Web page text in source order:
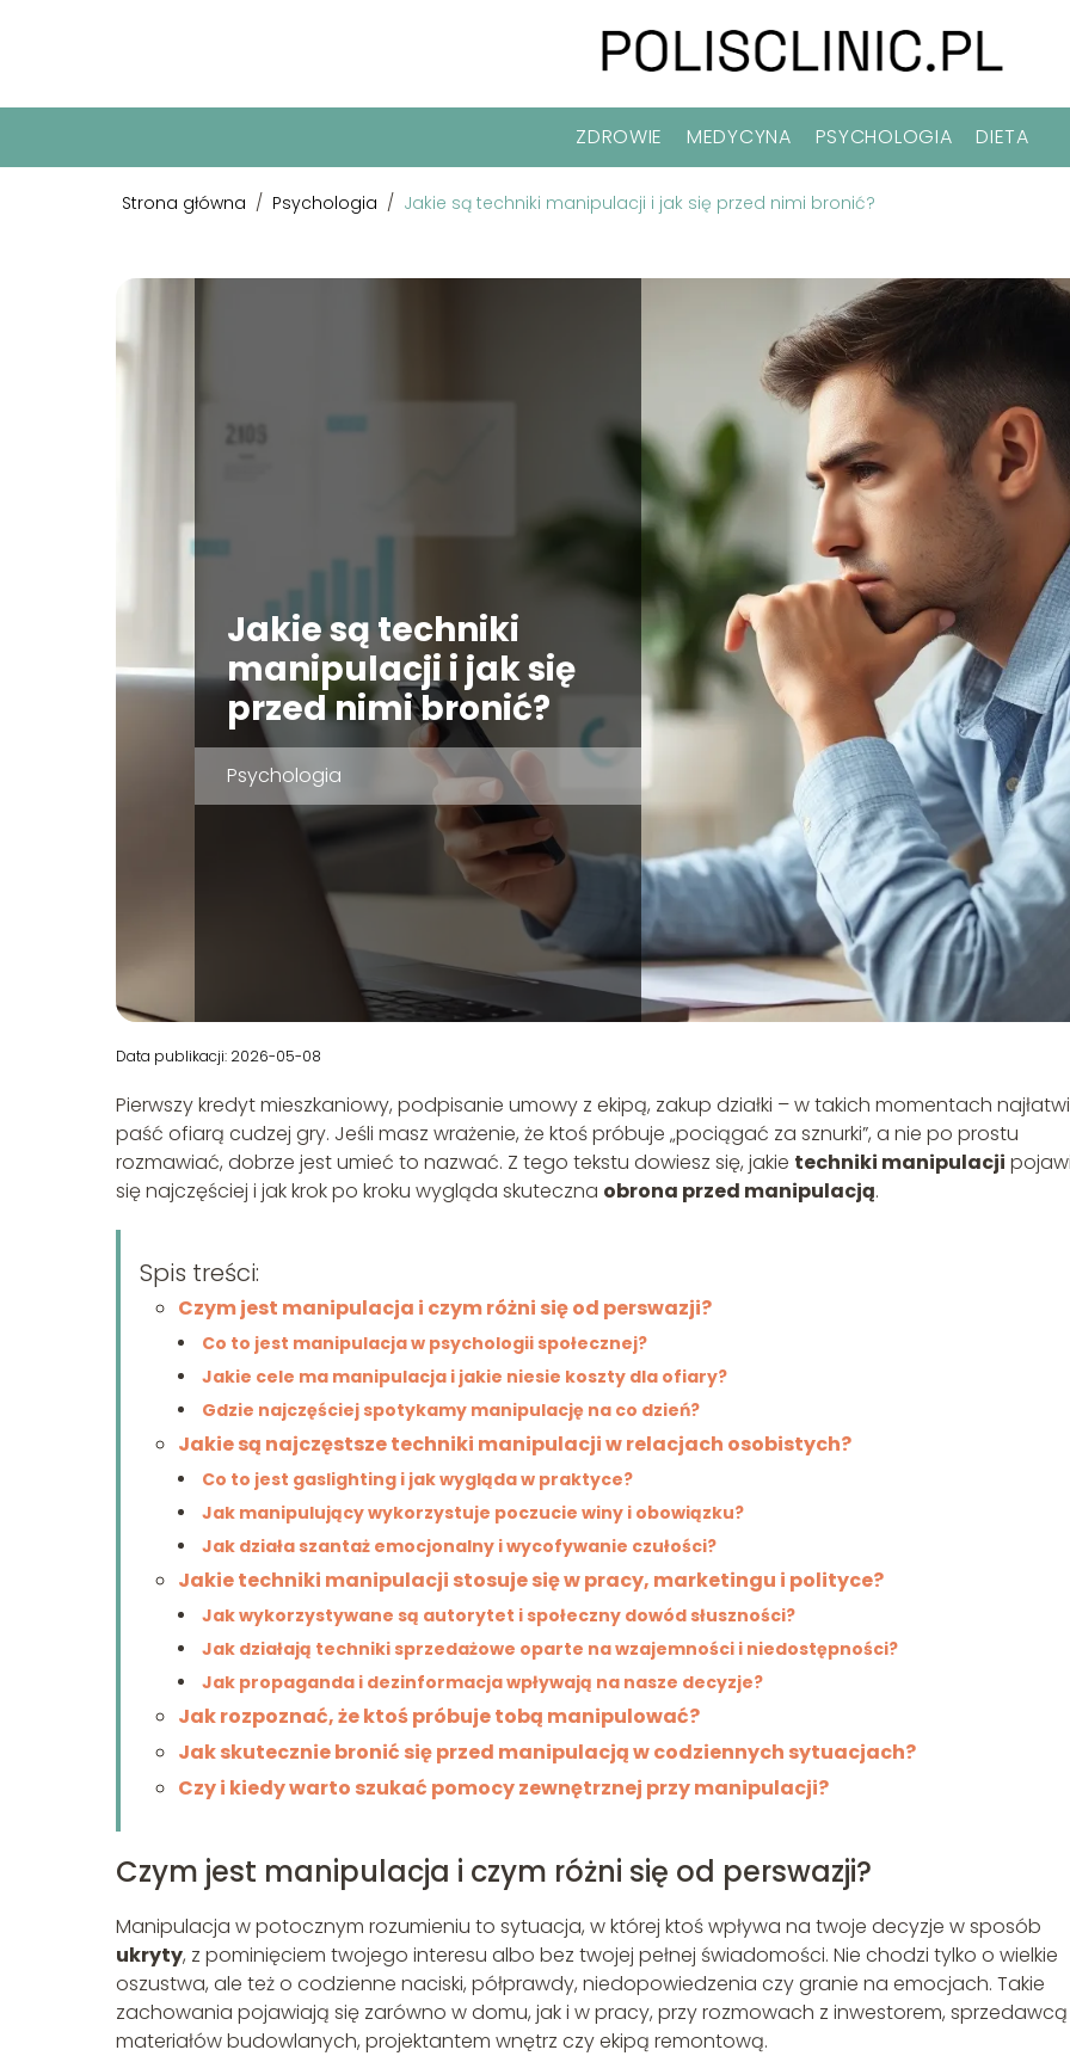
ZDROWIE MEDYCYNA PSYCHOLOGIA DIETA
Strona główna / Psychologia / Jakie są techniki manipulacji i jak się przed nimi bronić?
Jakie są techniki
manipulacji i jak się
przed nimi bronić?
Psychologia
Data publikacji: 2026-05-08
Pierwszy kredyt mieszkaniowy, podpisanie umowy z ekipą, zakup działki – w takich momentach
paść ofiarą cudzej gry. Jeśli masz wrażenie, że ktoś próbuje „pociągać za sznurki”, a nie po prostu
rozmawiać, dobrze jest umieć to nazwać. Z tego tekstu dowiesz się, jakie techniki manipulacji
się najczęściej i jak krok po kroku wygląda skuteczna obrona przed manipulacją.
Spis treści:
Czym jest manipulacja i czym różni się od perswazji?
Co to jest manipulacja w psychologii społecznej?
Jakie cele ma manipulacja i jakie niesie koszty dla ofiary?
Gdzie najczęściej spotykamy manipulację na co dzień?
Jakie są najczęstsze techniki manipulacji w relacjach osobistych?
Co to jest gaslighting i jak wygląda w praktyce?
Jak manipulujący wykorzystuje poczucie winy i obowiązku?
Jak działa szantaż emocjonalny i wycofywanie czułości?
Jakie techniki manipulacji stosuje się w pracy, marketingu i polityce?
Jak wykorzystywane są autorytet i społeczny dowód słuszności?
Jak działają techniki sprzedażowe oparte na wzajemności i niedostępności?
Jak propaganda i dezinformacja wpływają na nasze decyzje?
Jak rozpoznać, że ktoś próbuje tobą manipulować?
Jak skutecznie bronić się przed manipulacją w codziennych sytuacjach?
Czy i kiedy warto szukać pomocy zewnętrznej przy manipulacji?
Czym jest manipulacja i czym różni się od perswazji?
Manipulacja w potocznym rozumieniu to sytuacja, w której ktoś wpływa na twoje decyzje w sposób
ukryty, z pominięciem twojego interesu albo bez twojej pełnej świadomości. Nie chodzi tylko o wielkie
oszustwa, ale też o codzienne naciski, półprawdy, niedopowiedzenia czy granie na emocjach. Takie
zachowania pojawiają się zarówno w domu, jak i w pracy, przy rozmowach z inwestorem, sprzedawcą
materiałów budowlanych, projektantem wnętrz czy ekipą remontową.